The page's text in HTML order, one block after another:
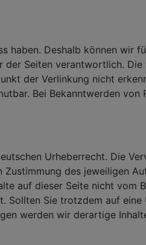
haben. Deshalb können wir
der Seiten verantwortlich.
der Verlinkung nicht
Bei Bekanntwerden
Urheberrecht. Die
des jeweiligen
auf dieser Seite nicht vom
Sie trotzdem auf
werden wir derartige